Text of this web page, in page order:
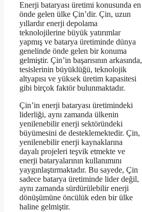
Enerji bataryası üretimi konusunda en
önde gelen ülke Çin’dir. Çin, uzun
yıllardır enerji depolama
teknolojilerine büyük yatırımlar
yapmış ve batarya üretiminde dünya
genelinde önde gelen bir konuma
gelmiştir. Çin’in başarısının arkasında,
tesislerinin büyüklüğü, teknolojik
altyapısı ve yüksek üretim kapasitesi
gibi birçok faktör bulunmaktadır.
Çin’in enerji bataryası üretimindeki
liderliği, aynı zamanda ülkenin
yenilenebilir enerji sektöründeki
büyümesini de desteklemektedir. Çin,
yenilenebilir enerji kaynaklarına
dayalı projeleri teşvik etmekte ve
enerji bataryalarının kullanımını
yaygınlaştırmaktadır. Bu sayede, Çin
sadece batarya üretiminde lider değil,
aynı zamanda sürdürülebilir enerji
dönüşümüne öncülük eden bir ülke
haline gelmiştir.